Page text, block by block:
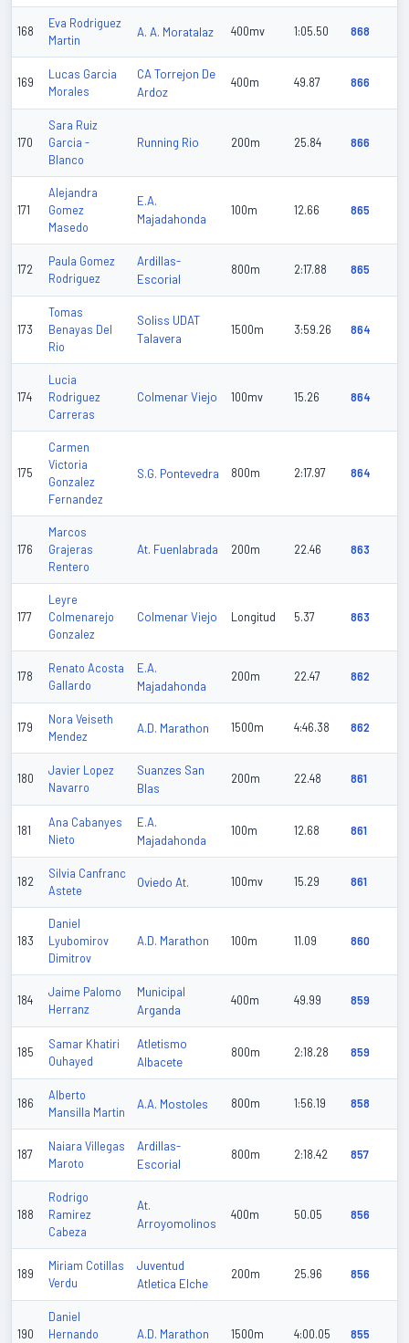
168
Eva Rodriguez
Martin
A. A. Moratalaz 400mv 1:05.50 868
169
Lucas Garcia
Morales
CA Torrejon De
Ardoz
400m 49.87 866
170
Sara Ruiz
Garcia -
Blanco
Running Rio 200m 25.84 866
171
Alejandra
Gomez
Masedo
E.A.
Majadahonda
100m 12.66 865
172
Paula Gomez
Rodriguez
Ardillas-
Escorial
800m 2:17.88 865
173
Tomas
Benayas Del
Rio
Soliss UDAT
Talavera
1500m 3:59.26 864
174
Lucia
Rodriguez
Carreras
Colmenar Viejo 100mv 15.26 864
175
Carmen
Victoria
Gonzalez
Fernandez
S.G. Pontevedra 800m 2:17.97 864
176
Marcos
Grajeras
Rentero
At. Fuenlabrada 200m 22.46 863
177
Leyre
Colmenarejo
Gonzalez
Colmenar Viejo Longitud 5.37 863
178
Renato Acosta
Gallardo
E.A.
Majadahonda
200m 22.47 862
179
Nora Veiseth
Mendez
A.D. Marathon 1500m 4:46.38 862
180
Javier Lopez
Navarro
Suanzes San
Blas
200m 22.48 861
181
Ana Cabanyes
Nieto
E.A.
Majadahonda
100m 12.68 861
182
Silvia Canfranc
Astete
Oviedo At. 100mv 15.29 861
183
Daniel
Lyubomirov
Dimitrov
A.D. Marathon 100m 11.09 860
184
Jaime Palomo
Herranz
Municipal
Arganda
400m 49.99 859
185
Samar Khatiri
Ouhayed
Atletismo
Albacete
800m 2:18.28 859
186
Alberto
Mansilla Martin
A.A. Mostoles 800m 1:56.19 858
187
Naiara Villegas
Maroto
Ardillas-
Escorial
800m 2:18.42 857
188
Rodrigo
Ramirez
Cabeza
At.
Arroyomolinos
400m 50.05 856
189
Miriam Cotillas
Verdu
Juventud
Atletica Elche
200m 25.96 856
190
Daniel
Hernando
A.D. Marathon 1500m 4:00.05 855